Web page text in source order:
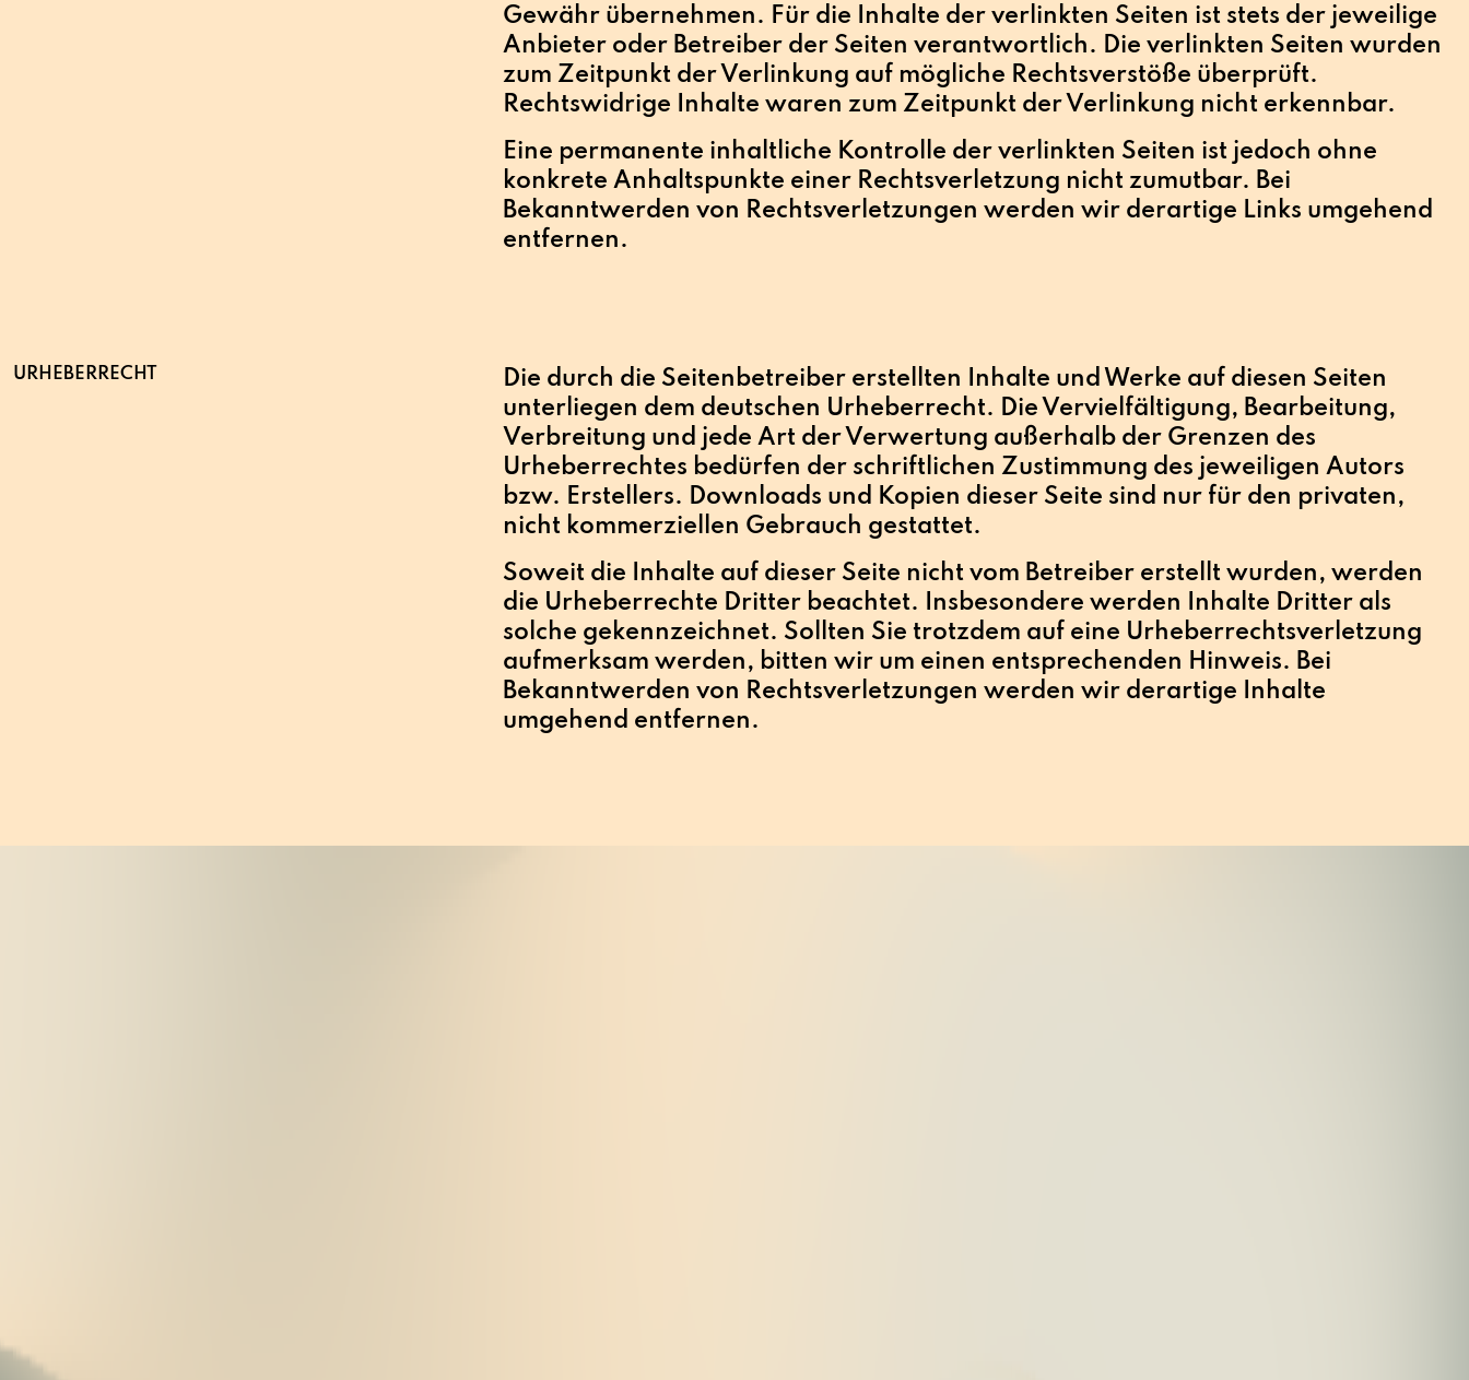
Gewähr übernehmen. Für die Inhalte der verlinkten Seiten ist stets der jeweilige
Anbieter oder Betreiber der Seiten verantwortlich. Die verlinkten Seiten wurden
zum Zeitpunkt der Verlinkung auf mögliche Rechtsverstöße überprüft.
Rechtswidrige Inhalte waren zum Zeitpunkt der Verlinkung nicht erkennbar.
Eine permanente inhaltliche Kontrolle der verlinkten Seiten ist jedoch ohne
konkrete Anhaltspunkte einer Rechtsverletzung nicht zumutbar. Bei
Bekanntwerden von Rechtsverletzungen werden wir derartige Links umgehend
entfernen.
URHEBERRECHT
Die durch die Seitenbetreiber erstellten Inhalte und Werke auf diesen Seiten
unterliegen dem deutschen Urheberrecht. Die Vervielfältigung, Bearbeitung,
Verbreitung und jede Art der Verwertung außerhalb der Grenzen des
Urheberrechtes bedürfen der schriftlichen Zustimmung des jeweiligen Autors
bzw. Erstellers. Downloads und Kopien dieser Seite sind nur für den privaten,
nicht kommerziellen Gebrauch gestattet.
Soweit die Inhalte auf dieser Seite nicht vom Betreiber erstellt wurden, werden
die Urheberrechte Dritter beachtet. Insbesondere werden Inhalte Dritter als
solche gekennzeichnet. Sollten Sie trotzdem auf eine Urheberrechtsverletzung
aufmerksam werden, bitten wir um einen entsprechenden Hinweis. Bei
Bekanntwerden von Rechtsverletzungen werden wir derartige Inhalte
umgehend entfernen.